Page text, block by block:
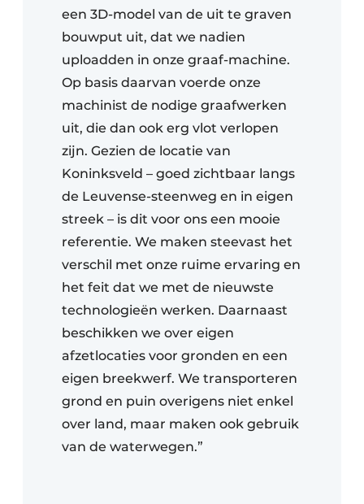
een 3D-model van de uit te graven
bouwput uit, dat we nadien
uploadden in onze graaf-machine.
Op basis daarvan voerde onze
machinist de nodige graafwerken
uit, die dan ook erg vlot verlopen
zijn. Gezien de locatie van
Koninksveld – goed zichtbaar langs
de Leuvense-steenweg en in eigen
streek – is dit voor ons een mooie
referentie. We maken steevast het
verschil met onze ruime ervaring en
het feit dat we met de nieuwste
technologieën werken. Daarnaast
beschikken we over eigen
afzetlocaties voor gronden en een
eigen breekwerf. We transporteren
grond en puin overigens niet enkel
over land, maar maken ook gebruik
van de waterwegen.”